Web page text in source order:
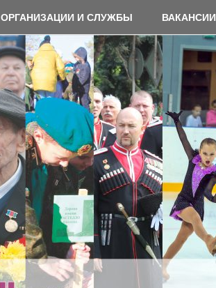
ОРГАНИЗАЦИИ И СЛУЖБЫ ВАКАНСИИ